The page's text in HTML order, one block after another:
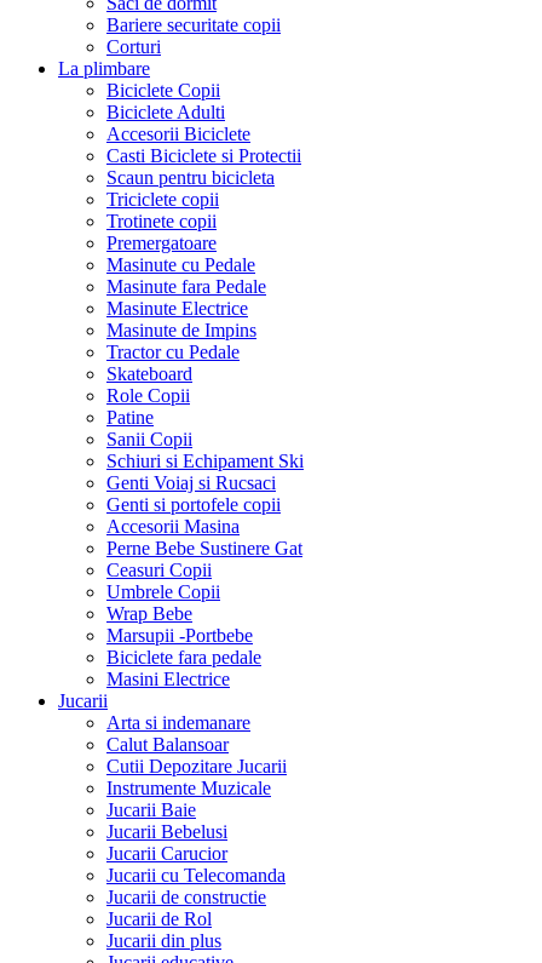
Bariere securitate copii
Corturi
La plimbare
Biciclete Copii
Biciclete Adulti
Accesorii Biciclete
Casti Biciclete si Protectii
Scaun pentru bicicleta
Triciclete copii
Trotinete copii
Premergatoare
Masinute cu Pedale
Masinute fara Pedale
Masinute Electrice
Masinute de Impins
Tractor cu Pedale
Skateboard
Role Copii
Patine
Sanii Copii
Schiuri si Echipament Ski
Genti Voiaj si Rucsaci
Genti si portofele copii
Accesorii Masina
Perne Bebe Sustinere Gat
Ceasuri Copii
Umbrele Copii
Wrap Bebe
Marsupii -Portbebe
Biciclete fara pedale
Masini Electrice
Jucarii
Arta si indemanare
Calut Balansoar
Cutii Depozitare Jucarii
Instrumente Muzicale
Jucarii Baie
Jucarii Bebelusi
Jucarii Carucior
Jucarii cu Telecomanda
Jucarii de constructie
Jucarii de Rol
Jucarii din plus